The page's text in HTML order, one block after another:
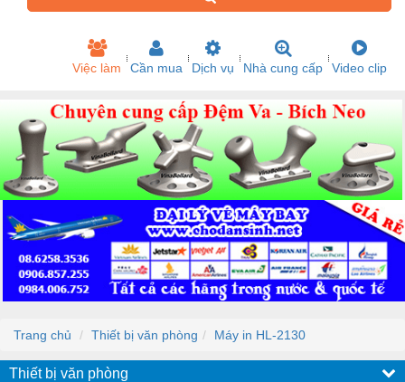
Việc làm Cần mua Dịch vụ Nhà cung cấp Video clip
Trang chủ Thiết bị văn phòng Máy in HL-2130
Thiết bị văn phòng